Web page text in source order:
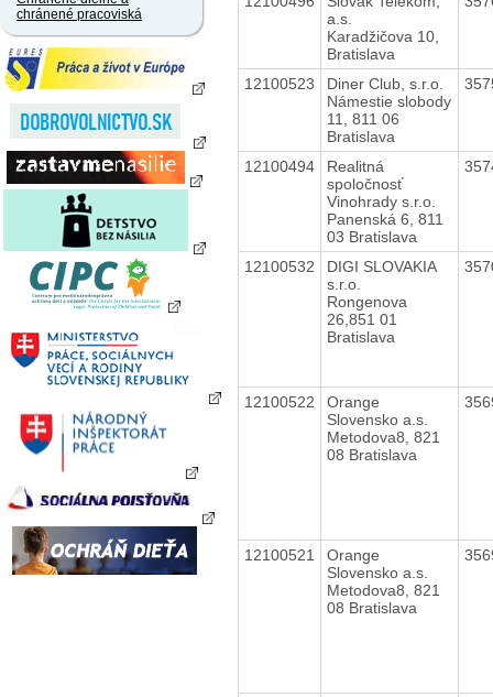
chránené pracoviská
a.s.
Karadžičova 10,
Bratislava
12100523
Diner Club, s.r.o.
Námestie slobody
11, 811 06
Bratislava
12100494
Realitná
spoločnosť
Vinohrady s.r.o.
Panenská 6, 811
03 Bratislava
12100532
DIGI SLOVAKIA
s.r.o.
Rongenova
26,851 01
Bratislava
12100522
Orange
Slovensko a.s.
Metodova8, 821
08 Bratislava
12100521
Orange
Slovensko a.s.
Metodova8, 821
08 Bratislava